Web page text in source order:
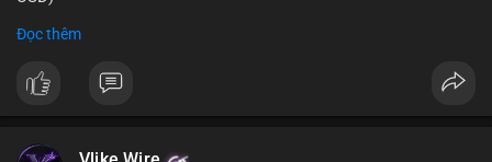
Khối lượng 458 BTC trị giá gần 30 triệu USD được di chuyển
trong một giao dịch duy nhất cho thấy đây là hành động của
coin này mà không tách nhỏ thành nhiều giao dịch cho thấy
Đọc thêm